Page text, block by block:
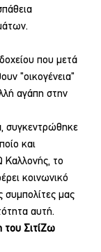
που μετά
"οικογένεια"
αγάπη στην
συγκεντρώθηκε
και
Καλλονής, το
κοινωνικό
συμπολίτες μας
αυτή.
του ΣιτίΖω